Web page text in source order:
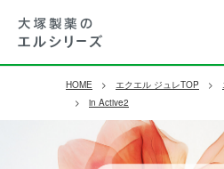
HOME エクエル ジュレTOP
in Active2